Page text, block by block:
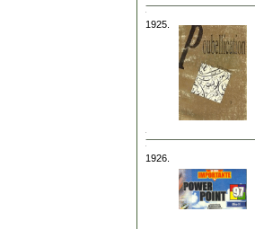
1925.
1926.